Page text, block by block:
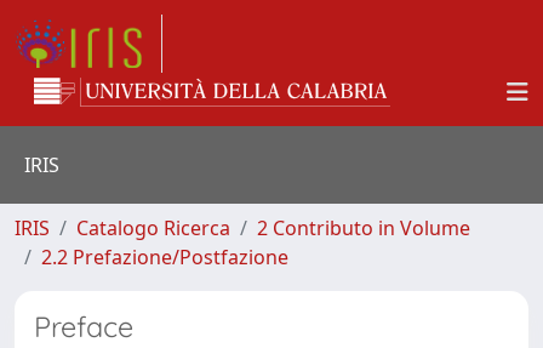
IRIS
IRIS Catalogo Ricerca
2 Contributo in Volume
2.2 Prefazione/Postfazione
Preface